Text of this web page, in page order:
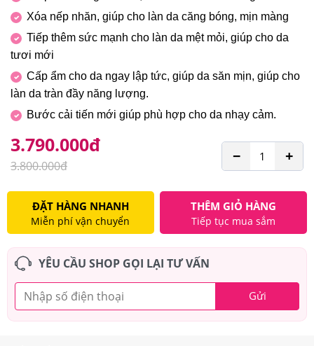
Xóa nếp nhăn, giúp cho làn da căng bóng, mịn màng
Tiếp thêm sức mạnh cho làn da mệt mỏi, giúp cho da
tươi mới
Cấp ẩm cho da ngay lập tức, giúp da săn mịn, giúp cho
làn da tràn đầy năng lượng.
Bước cải tiến mới giúp phù hợp cho da nhạy cảm.
3.790.000đ
3.800.000đ
+
−
THÊM GIỎ HÀNG
Tiếp tục mua sắm
ĐẶT HÀNG NHANH
Miễn phí vận chuyển
YÊU CẦU SHOP GỌI LẠI TƯ VẤN
Gửi